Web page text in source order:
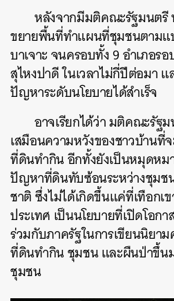
หลังจากมีมติคณะรัฐมนตรี
ขยายพื้นที่ทำแผนที่ชุมชนตามแ
บาเจาะ จนครอบทั้ง 9 อำเภอร
สุไหงปาดี ในเวลาไม่กี่ปีต่อมา แ
ปัญหาระดับนโยบายได้สำเร็จ
อาจเรียกได้ว่า มติคณะรัฐ
เสมือนความหวังของชาวบ้านที่
ที่ดินทำกิน อีกทั้งยังเป็นหมุดหม
ปัญหาที่ดินทับซ้อนระหว่างชุมช
ชาติ ซึ่งไม่ได้เกิดขึ้นแค่ที่เทือกเ
ประเทศ เป็นนโยบายที่เปิดโอก
ร่วมกับภาครัฐในการเขียนนิยา
ที่ดินทำกิน ชุมชน และผืนป่าขึ้น
ชุมชน